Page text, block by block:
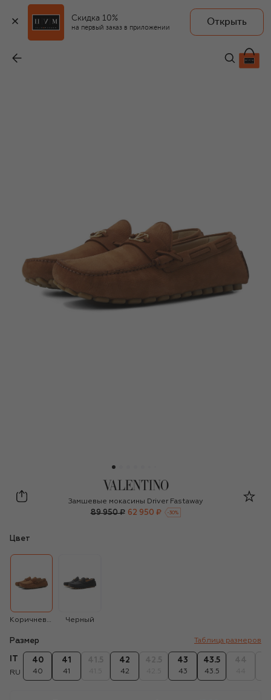
Скидка 10%
на первый заказ в приложении
Открыть
62 950 ₽
Valentino
Замшевые мокасины Driver Fastaway
89 950 ₽ 62 950 ₽ -30%
Цвет
Коричневый Черный
Размер Таблица размеров
RU
40
40
41
41
42
42
43
43
43.5
43.5